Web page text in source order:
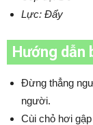
Lực: Đẩy
Hướng dẫn
Đừng thẳng
người.
Cùi chỏ hơi